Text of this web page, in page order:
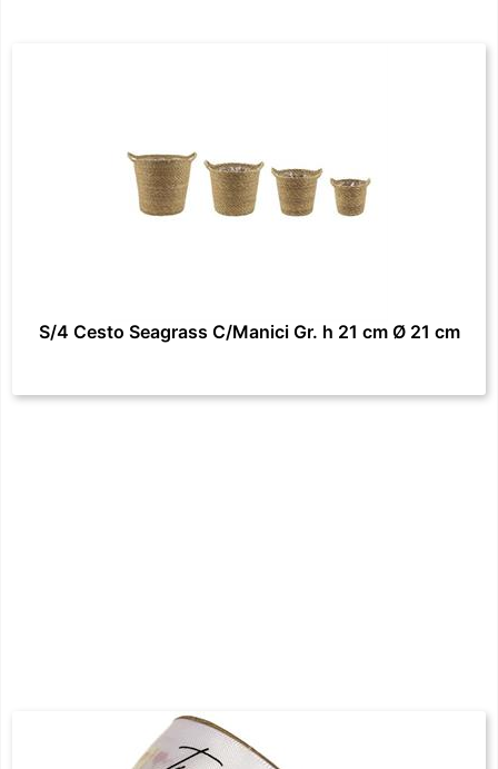
S/4 Cesto Seagrass C/Manici Gr. h 21 cm Ø 21 cm